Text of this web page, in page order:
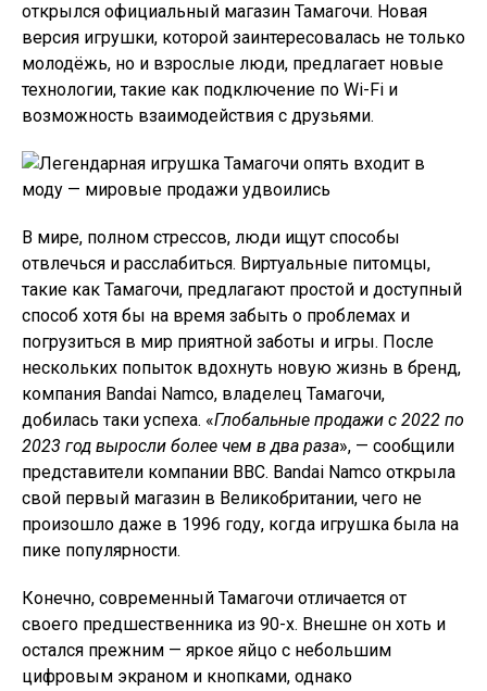
открылся официальный магазин Тамагочи. Новая
версия игрушки, которой заинтересовалась не только
молодёжь, но и взрослые люди, предлагает новые
технологии, такие как подключение по Wi-Fi и
возможность взаимодействия с друзьями.
В мире, полном стрессов, люди ищут способы
отвлечься и расслабиться. Виртуальные питомцы,
такие как Тамагочи, предлагают простой и доступный
способ хотя бы на время забыть о проблемах и
погрузиться в мир приятной заботы и игры. После
нескольких попыток вдохнуть новую жизнь в бренд,
компания Bandai Namco, владелец Тамагочи,
добилась таки успеха. «Глобальные продажи с 2022 по
2023 год выросли более чем в два раза», — сообщили
представители компании BBC. Bandai Namco открыла
свой первый магазин в Великобритании, чего не
произошло даже в 1996 году, когда игрушка была на
пике популярности.
Конечно, современный Тамагочи отличается от
своего предшественника из 90-х. Внешне он хоть и
остался прежним — яркое яйцо с небольшим
цифровым экраном и кнопками, однако